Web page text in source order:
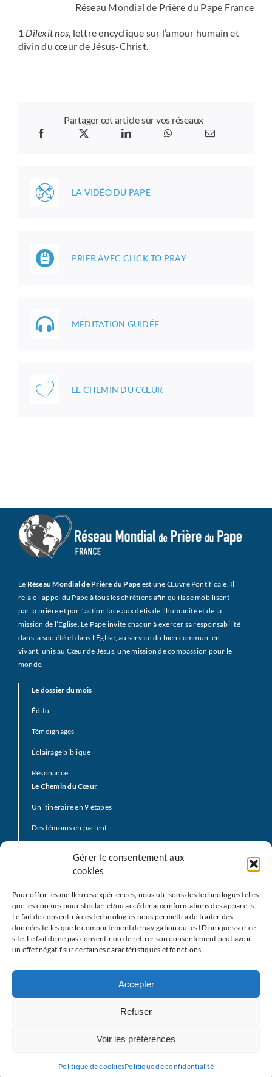
Gérer le consentement aux
cookies
Pour offrir les meilleures expériences, nous utilisons des technologies telles
que les cookies pour stocker et/ou accéder aux informations des appareils.
Le fait de consentir à ces technologies nous permettra de traiter des
données telles que le comportement de navigation ou les ID uniques sur ce
site. Le fait de ne pas consentir ou de retirer son consentement peut avoir
un effet négatif sur certaines caractéristiques et fonctions.
Accepter
Refuser
Voir les préférences
Politique de cookiesPolitique de confidentialité
Réseau Mondial de Prière du Pape France
1 Dilexit nos , lettre encyclique sur l’amour humain et
divin du cœur de Jésus-Christ.
Partager cet article sur vos réseaux
LA VIDÉO DU PAPE
PRIER AVEC CLICK TO PRAY
MÉDITATION GUIDÉE
LE CHEMIN DU CŒUR
Le Réseau Mondial de Prière du Pape est une Œuvre Pontificale. Il
relaie l’appel du Pape à tous les chrétiens afin qu’ils se mobilisent
par la prière et par l’action face aux défis de l’humanité et de la
mission de l’Église. Le Pape invite chacun à exercer sa responsabilité
dans la société et dans l’Église, au service du bien commun, en
vivant, unis au Cœur de Jésus, une mission de compassion pour le
monde.
Le dossier du mois
Édito
Témoignages
Éclairage biblique
Résonance
Le Chemin du Cœur
Un itinéraire en 9 étapes
Des témoins en parlent
La Vidéo du Pape
Prier avec la Parole de Dieu
Prière Universelle
Politique de confidentialité